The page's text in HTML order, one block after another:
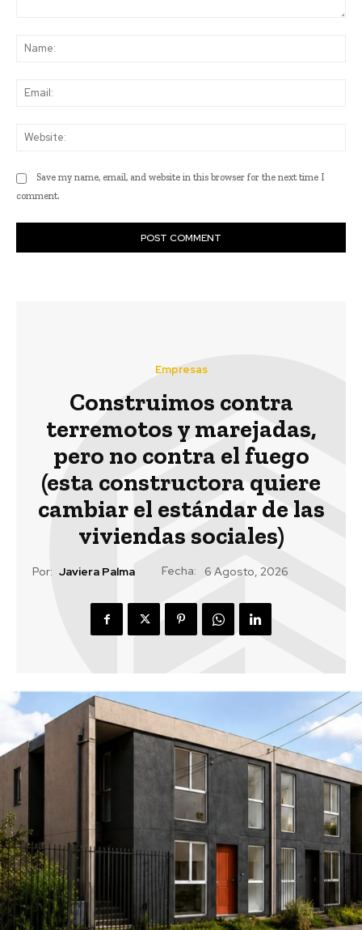
Save my name, email, and website in this browser for the next time I
comment.